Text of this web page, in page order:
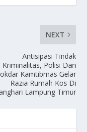
NEXT
Antisipasi Tindak
Kriminalitas, Polisi Dan
Kamtibmas Gelar
Razia Rumah Kos Di
Lampung Timur